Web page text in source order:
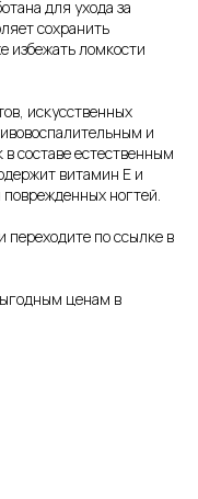
для ухода за
сохранить
избежать ломкости
искусственных
и
составе естественным
витамин Е и
ногтей.
по ссылке в
ценам в